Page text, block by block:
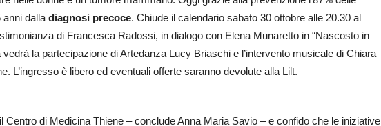
anni dalla diagnosi precoce. Chiude il calendario sabato 30 ottobre alle 20.30 al
di Francesca Radossi, in dialogo con Elena Munaretto in “Nascosto in
vedrà la partecipazione di Artedanza Lucy Briaschi e l’intervento musicale di Chiara
L’ingresso è libero ed eventuali offerte saranno devolute alla Lilt.
Centro di Medicina Thiene – conclude Anna Maria Savio – e confido che le iniziative